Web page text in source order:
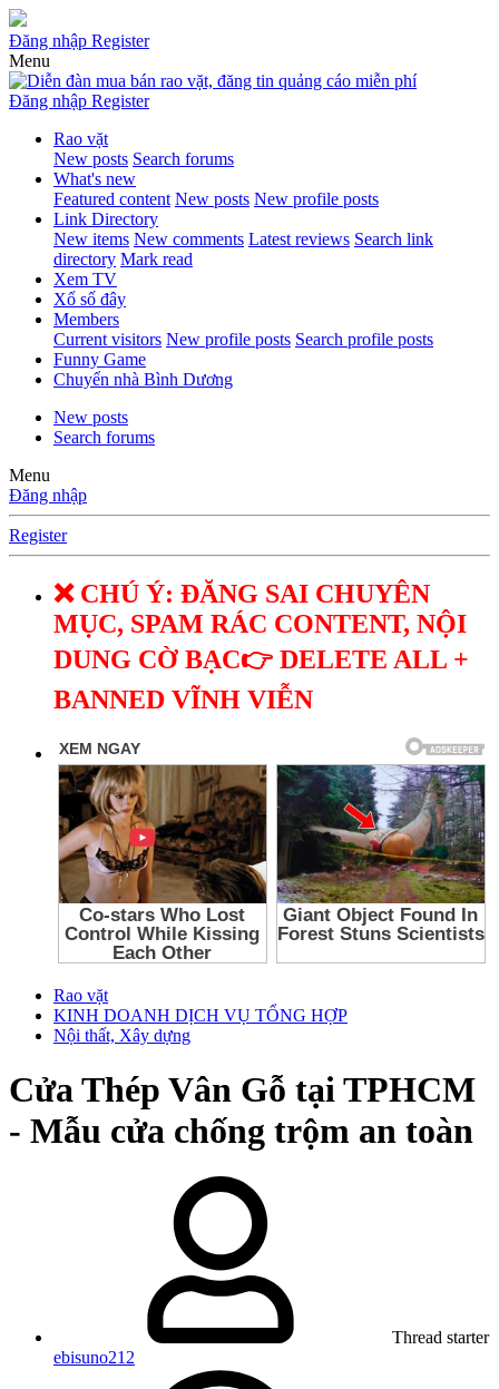
Đăng nhập Register
Menu
Đăng nhập Register
Rao vặt
New posts Search forums
What's new
Featured content New posts New profile posts
Link Directory
New items New comments Latest reviews Search link
directory Mark read
Xem TV
Xổ số đây
Members
Current visitors New profile posts Search profile posts
Funny Game
Chuyển nhà Bình Dương
New posts
Search forums
Menu
Đăng nhập
Register
❌ CHÚ Ý: ĐĂNG SAI CHUYÊN
MỤC, SPAM RÁC CONTENT, NỘI
DUNG CỜ BẠC👉 DELETE ALL +
BANNED VĨNH VIỄN
Rao vặt
KINH DOANH DỊCH VỤ TỔNG HỢP
Nội thất, Xây dựng
Cửa Thép Vân Gỗ tại TPHCM
- Mẫu cửa chống trộm an toàn
Thread starter
ebisuno212